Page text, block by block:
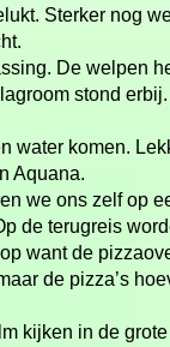
Sterker nog
De welpen
stond
water komen.
Aquana.
we ons zelf op
de terugreis
want de
de pizza’s
kijken in de